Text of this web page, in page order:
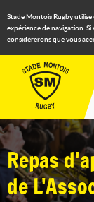
Stade Montois Rugby
expérience de navigation.
considérerons que vous
Repas
de